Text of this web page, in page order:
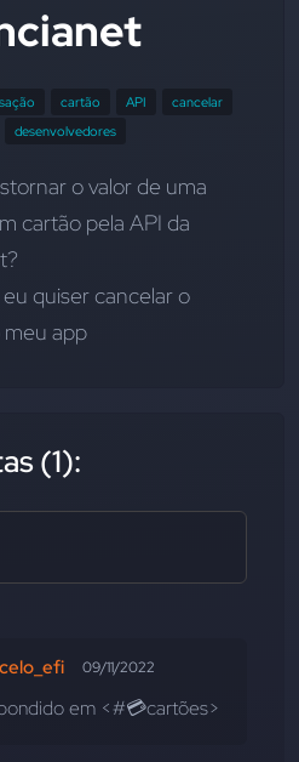
cartão API
cancelar
desenvolvedores
o valor de uma
cartão pela API da
quiser cancelar o
app
(1):
09/11/2022
em <#💳cartões>